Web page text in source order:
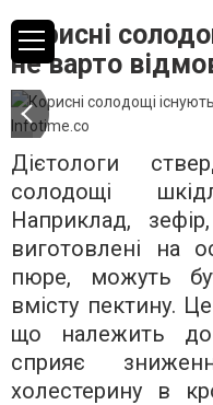
Корисні
не варто
Дієтологи
солодощі
Наприклад,
виготовлені на
пюре, можуть
вмісту пектину.
що належить до
сприяє
холестерину в